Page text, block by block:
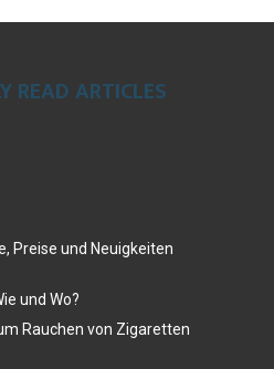
READ ARTICLES
Preise und Neuigkeiten
und Wo?
Rauchen von Zigaretten